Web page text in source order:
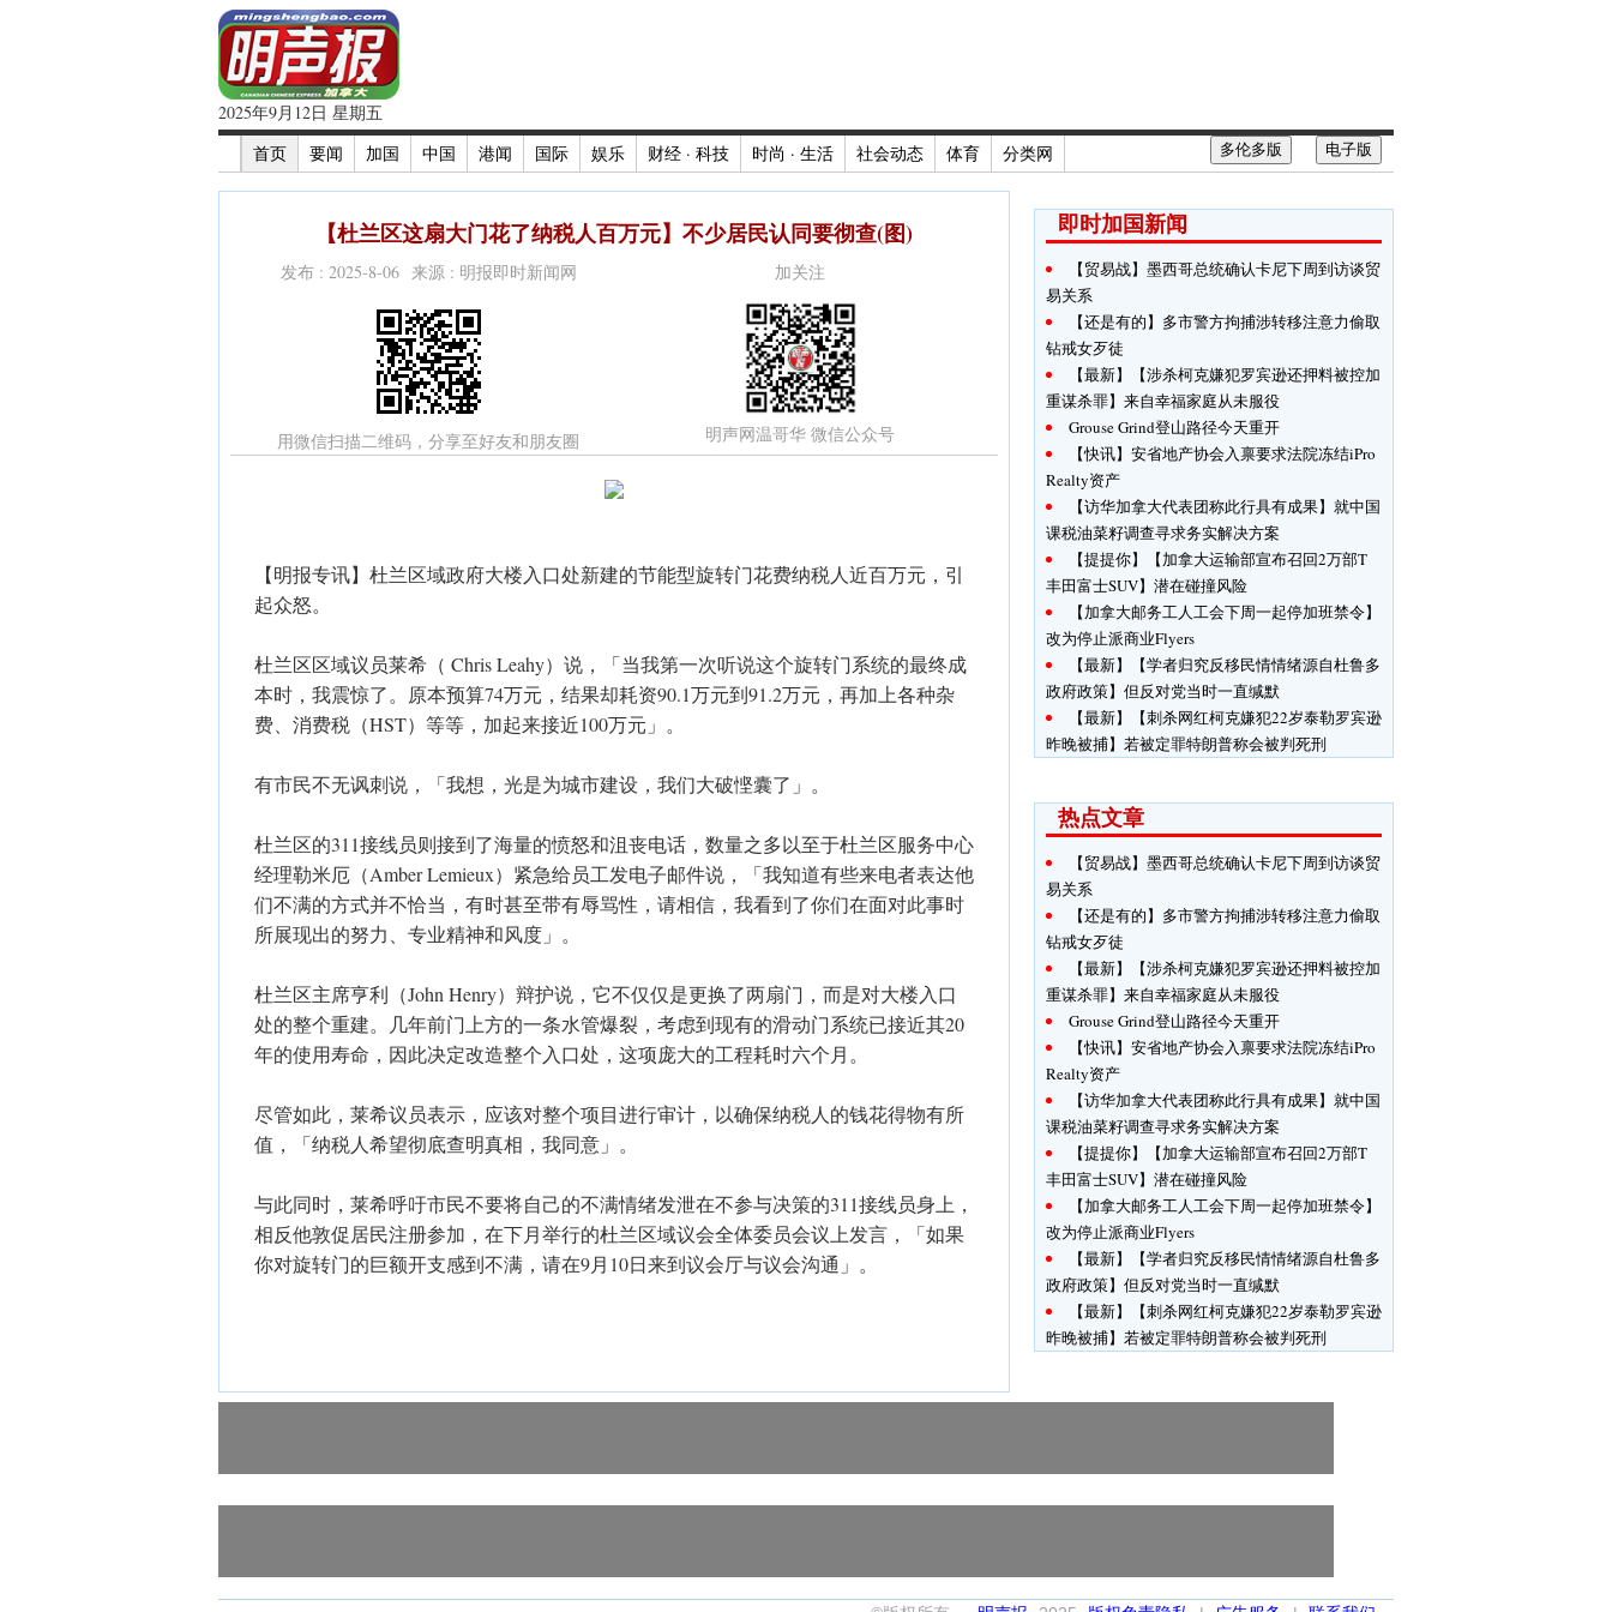
2025年9月12日 星期五
首页
要闻 加国 中国 港闻 国际 娱乐 财经 · 科技 时尚 · 生活 社会动态 体育 分类网 电子版
多伦多版
【杜兰区这扇大门花了纳税人百万元】不少居民认同要彻查(图)
发布 : 2025-8-06 来源 : 明报即时新闻网
用微信扫描二维码，分享至好友和朋友圈
加关注
明声网温哥华 微信公众号
【明报专讯】杜兰区域政府大楼入口处新建的节能型旋转门花费纳税人近百万元，引
起众怒。
杜兰区区域议员莱希（ Chris Leahy）说，「当我第一次听说这个旋转门系统的最终成
本时，我震惊了。原本预算74万元，结果却耗资90.1万元到91.2万元，再加上各种杂
费、消费税（HST）等等，加起来接近100万元」。
有市民不无讽刺说，「我想，光是为城市建设，我们大破悭囊了」。
杜兰区的311接线员则接到了海量的愤怒和沮丧电话，数量之多以至于杜兰区服务中心
经理勒米厄（Amber Lemieux）紧急给员工发电子邮件说，「我知道有些来电者表达他
们不满的方式并不恰当，有时甚至带有辱骂性，请相信，我看到了你们在面对此事时
所展现出的努力、专业精神和风度」。
杜兰区主席亨利（John Henry）辩护说，它不仅仅是更换了两扇门，而是对大楼入口
处的整个重建。几年前门上方的一条水管爆裂，考虑到现有的滑动门系统已接近其20
年的使用寿命，因此决定改造整个入口处，这项庞大的工程耗时六个月。
尽管如此，莱希议员表示，应该对整个项目进行审计，以确保纳税人的钱花得物有所
值，「纳税人希望彻底查明真相，我同意」。
与此同时，莱希呼吁市民不要将自己的不满情绪发泄在不参与决策的311接线员身上，
相反他敦促居民注册参加，在下月举行的杜兰区域议会全体委员会议上发言，「如果
你对旋转门的巨额开支感到不满，请在9月10日来到议会厅与议会沟通」。
即时加国新闻
【贸易战】墨西哥总统确认卡尼下周到访谈贸
易关系
【还是有的】多市警方拘捕涉转移注意力偷取
钻戒女歹徒
【最新】【涉杀柯克嫌犯罗宾逊还押料被控加
重谋杀罪】来自幸福家庭从未服役
Grouse Grind登山路径今天重开
【快讯】安省地产协会入禀要求法院冻结iPro
Realty资产
【访华加拿大代表团称此行具有成果】就中国
课税油菜籽调查寻求务实解决方案
【提提你】【加拿大运输部宣布召回2万部T
丰田富士SUV】潜在碰撞风险
【加拿大邮务工人工会下周一起停加班禁令】
改为停止派商业Flyers
【最新】【学者归究反移民情情绪源自杜鲁多
政府政策】但反对党当时一直缄默
【最新】【刺杀网红柯克嫌犯22岁泰勒罗宾逊
昨晚被捕】若被定罪特朗普称会被判死刑
热点文章
【贸易战】墨西哥总统确认卡尼下周到访谈贸
易关系
【还是有的】多市警方拘捕涉转移注意力偷取
钻戒女歹徒
【最新】【涉杀柯克嫌犯罗宾逊还押料被控加
重谋杀罪】来自幸福家庭从未服役
Grouse Grind登山路径今天重开
【快讯】安省地产协会入禀要求法院冻结iPro
Realty资产
【访华加拿大代表团称此行具有成果】就中国
课税油菜籽调查寻求务实解决方案
【提提你】【加拿大运输部宣布召回2万部T
丰田富士SUV】潜在碰撞风险
【加拿大邮务工人工会下周一起停加班禁令】
改为停止派商业Flyers
【最新】【学者归究反移民情情绪源自杜鲁多
政府政策】但反对党当时一直缄默
【最新】【刺杀网红柯克嫌犯22岁泰勒罗宾逊
昨晚被捕】若被定罪特朗普称会被判死刑